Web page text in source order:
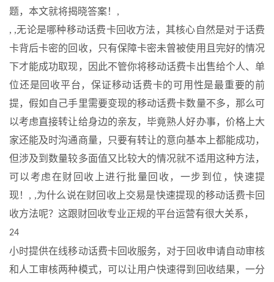
题，本文就将揭晓答案！,
, ,无论是哪种移动话费卡回收方法，其核心自然是对于话费
卡背后卡密的回收，只有保障卡密未曾被使用且完好的情况
下才能成功取现，因此不管你将移动话费卡出售给个人、单
位还是回收平台，保证移动话费卡的可用性是最重要的前
提，假如自己手里需要变现的移动话费卡数量不多，那么可
以考虑直接转让给身边的亲友，毕竟熟人好办事，价格上大
家还能及时沟通商量，只要有转让的意向基本上都能成功，
但涉及到数量较多面值又比较大的情况就不适用这种方法，
可以考虑在财回收上进行批量回收，一步到位，快速提
现！, ,为什么说在财回收上交易是快速提现的移动话费卡回
收方法呢？这跟财回收专业正规的平台运营有很大关系，
24
小时提供在线移动话费卡回收服务，对于回收申请自动审核
和人工审核两种模式，可以让用户快速得到回收结果，一分